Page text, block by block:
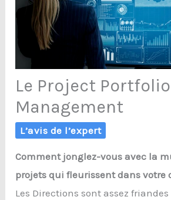
Le Project Portfolio
Management
L’avis de l’expert
Comment jonglez-vous avec la
projets qui fleurissent dans votre
Les Directions sont assez